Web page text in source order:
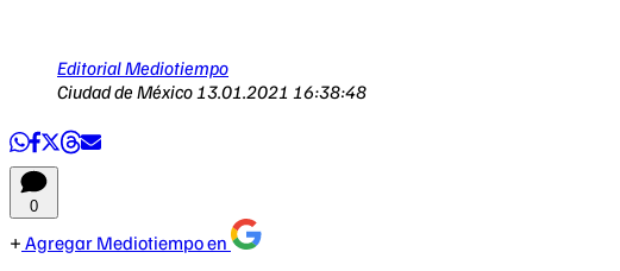
Editorial Mediotiempo
Ciudad de México 13.01.2021 16:38:48
0
Agregar Mediotiempo en